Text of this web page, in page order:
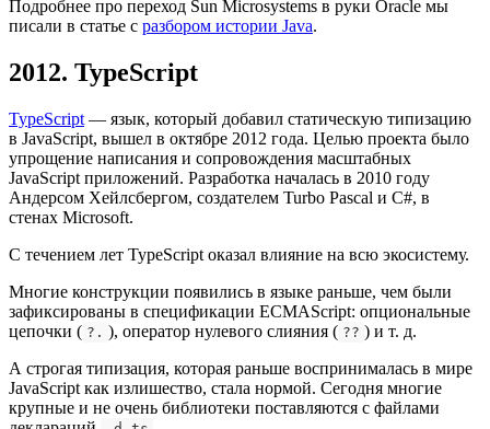
Подробнее про переход Sun Microsystems в руки Oracle мы
писали в статье с разбором истории Java.
2012. TypeScript
TypeScript — язык, который добавил статическую типизацию
в JavaScript, вышел в октябре 2012 года. Целью проекта было
упрощение написания и сопровождения масштабных
JavaScript приложений. Разработка началась в 2010 году
Андерсом Хейлсбергом, создателем Turbo Pascal и C#, в
стенах Microsoft.
С течением лет TypeScript оказал влияние на всю экосистему.
Многие конструкции появились в языке раньше, чем были
зафиксированы в спецификации ECMAScript: опциональные
цепочки ( ?. ), оператор нулевого слияния ( ?? ) и т. д.
А строгая типизация, которая раньше воспринималась в мире
JavaScript как излишество, стала нормой. Сегодня многие
крупные и не очень библиотеки поставляются с файлами